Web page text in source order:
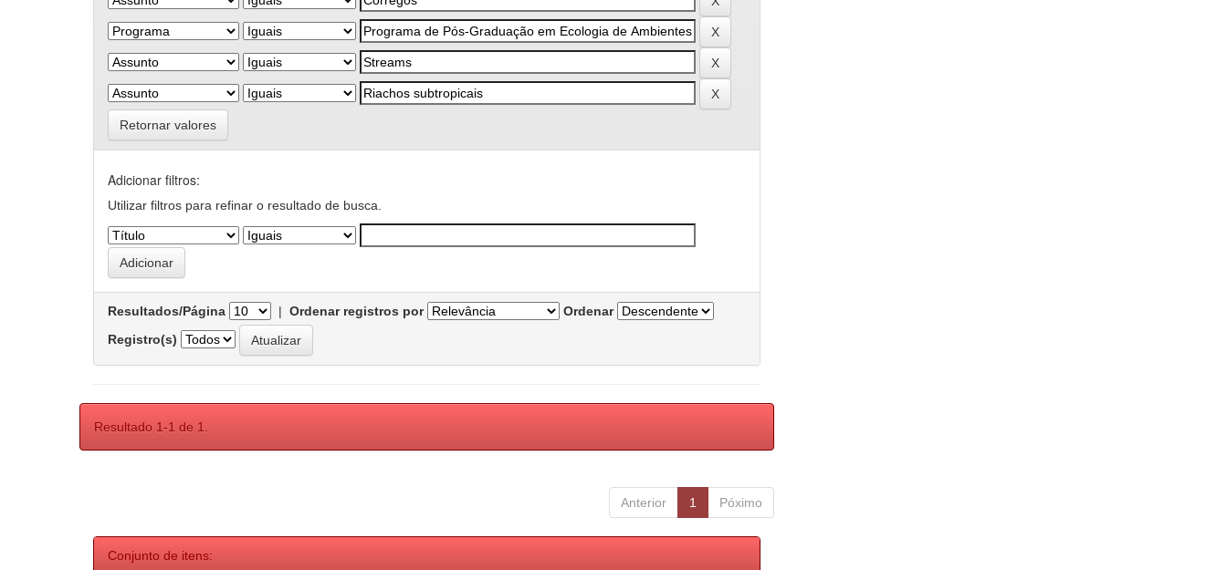
Retornar valores
Adicionar filtros:
Utilizar filtros para refinar o resultado de busca.
Resultados/Página | Ordenar registros por
Ordenar
Registro(s)
Resultado 1-1 de 1.
Anterior 1 Póximo
Conjunto de itens: